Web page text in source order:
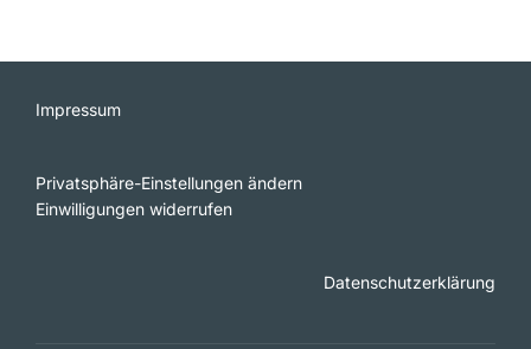
Impressum
Privatsphäre-Einstellungen ändern
Einwilligungen widerrufen
Datenschutzerklärung